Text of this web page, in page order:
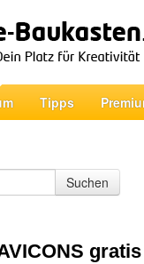
Tipps
Suchen
gratis